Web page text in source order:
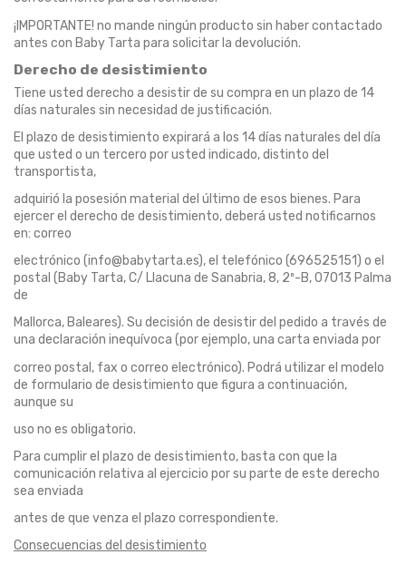
¡IMPORTANTE! no mande ningún producto sin haber contactado
antes con Baby Tarta para solicitar la devolución.
Derecho de desistimiento
Tiene usted derecho a desistir de su compra en un plazo de 14
días naturales sin necesidad de justificación.
El plazo de desistimiento expirará a los 14 días naturales del día
que usted o un tercero por usted indicado, distinto del
transportista,
adquirió la posesión material del último de esos bienes. Para
ejercer el derecho de desistimiento, deberá usted notificarnos
en: correo
electrónico (info@babytarta.es), el telefónico (696525151) o el
postal (Baby Tarta, C/ Llacuna de Sanabria, 8, 2º-B, 07013 Palma
de
Mallorca, Baleares). Su decisión de desistir del pedido a través de
una declaración inequívoca (por ejemplo, una carta enviada por
correo postal, fax o correo electrónico). Podrá utilizar el modelo
de formulario de desistimiento que figura a continuación,
aunque su
uso no es obligatorio.
Para cumplir el plazo de desistimiento, basta con que la
comunicación relativa al ejercicio por su parte de este derecho
sea enviada
antes de que venza el plazo correspondiente.
Consecuencias del desistimiento